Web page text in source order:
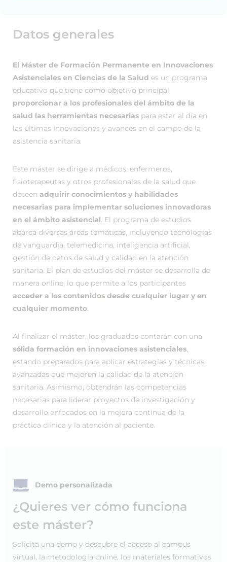
Datos generales
El Máster de Formación Permanente en Innovaciones
Asistenciales en Ciencias de la Salud es un programa
educativo que tiene como objetivo principal
proporcionar a los profesionales del ámbito de la
salud las herramientas necesarias para estar al día en
las últimas innovaciones y avances en el campo de la
asistencia sanitaria.
Este máster se dirige a médicos, enfermeros,
fisioterapeutas y otros profesionales de la salud que
deseen adquirir conocimientos y habilidades
necesarias para implementar soluciones innovadoras
en el ámbito asistencial. El programa de estudios
abarca diversas áreas temáticas, incluyendo tecnologías
de vanguardia, telemedicina, inteligencia artificial,
gestión de datos de salud y calidad en la atención
sanitaria. El plan de estudios del máster se desarrolla de
manera online, lo que permite a los participantes
acceder a los contenidos desde cualquier lugar y en
cualquier momento.
Al finalizar el máster, los graduados contarán con una
sólida formación en innovaciones asistenciales,
estando preparados para aplicar estrategias y técnicas
avanzadas que mejoren la calidad de la atención
sanitaria. Asimismo, obtendrán las competencias
necesarias para liderar proyectos de investigación y
desarrollo enfocados en la mejora continua de la
práctica clínica y la atención al paciente.
Demo personalizada
¿Quieres ver cómo funciona
este máster?
Solicita una demo y descubre el acceso al campus
virtual, la metodología online, los materiales formativos